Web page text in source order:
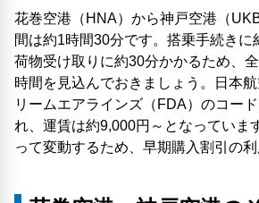
花巻空港（HNA）から神戸空港（
間は約1時間30分です。搭乗手続きに
荷物受け取りに約30分かかるため、
時間を見込んでおきましょう。日本
リームエアラインズ（FDA）のコー
れ、運賃は約9,000円～となっていま
って変動するため、早期購入割引の利